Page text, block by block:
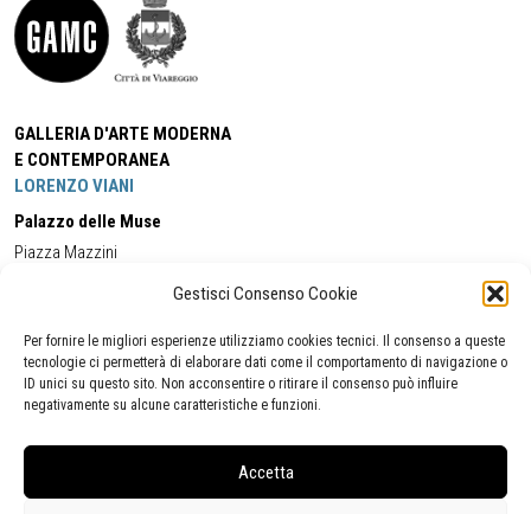
Gestisci Consenso Cookie
Per fornire le migliori esperienze utilizziamo cookies tecnici. Il consenso a queste
tecnologie ci permetterà di elaborare dati come il comportamento di navigazione o
ID unici su questo sito. Non acconsentire o ritirare il consenso può influire
negativamente su alcune caratteristiche e funzioni.
Accetta
GALLERIA D'ARTE MODERNA
E CONTEMPORANEA
LORENZO VIANI
Palazzo delle Muse
Piazza Mazzini
Cell:+39 338 5714978 (orario apertura Galleria)
Tel:
+39 0584 944580
(orario 09.00/13.00)
Email:gamc@comune.viareggio.lu.it
Segnalazione di inaccessibilità